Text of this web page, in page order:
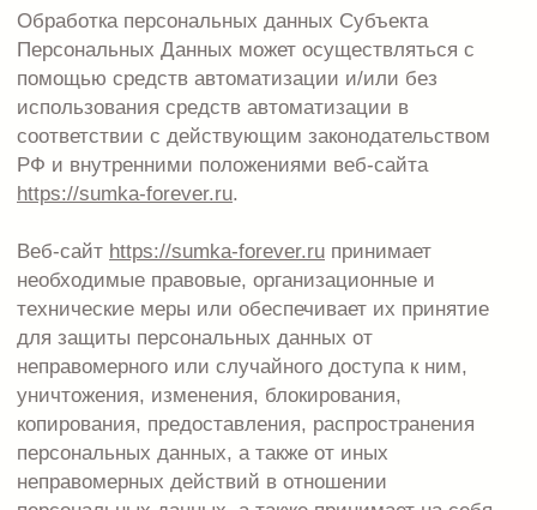
Персональные данные обрабатываются до запроса
субъекта персональных данных. Хранение
персональных данных, зафиксированных на
бумажных носителях осуществляется согласно
Федеральному закону №125-ФЗ «Об архивном деле
правовым актам в области архивного дела и
архивного хранения.
персональных данных или его представителем
путем направления заявления по электронной почте
персональных данных или его представителем
согласия на обработку персональных данных ИП
Алексеева Екатерина Николаевна вправе
продолжить обработку персональных данных без
согласия субъекта персональных данных при
наличии оснований, указанных в пунктах 2 – 11
11 Федерального закона №152-ФЗ «О персональных
данных» от 27.07.2006 г.